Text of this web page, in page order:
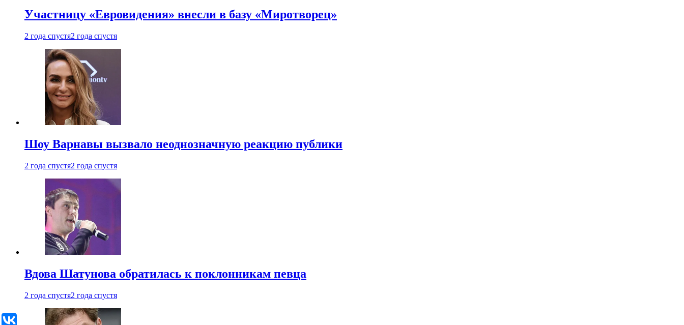
Участницу «Евровидения» внесли в базу «Миротворец»
2 года спустя2 года спустя
Шоу Варнавы вызвало неоднозначную реакцию публики
2 года спустя2 года спустя
Вдова Шатунова обратилась к поклонникам певца
2 года спустя2 года спустя